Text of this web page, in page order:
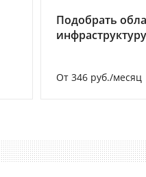
Подобрать
инфраструктуру
От 346 руб./месяц